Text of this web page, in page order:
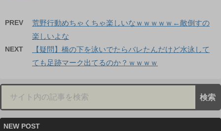
PREV
荒野行動めちゃくちゃ楽しいなｗｗｗｗｗ←敵倒すの
楽しいよな
NEXT
【疑問】橋の下を泳いでたらバレたんだけど水泳して
ても足跡マーク出てるのか？ｗｗｗｗ
NEW POST